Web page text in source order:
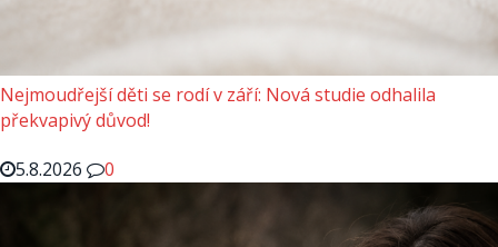
Nejmoudřejší děti se rodí v září: Nová studie odhalila
překvapivý důvod!
5.8.2026
0